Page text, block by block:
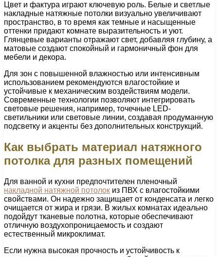
Цвет и фактура играют ключевую роль. Белые и светлые
накладные натяжные потолки визуально увеличивают
пространство, в то время как темные и насыщенные
оттенки придают комнате выразительность и уют.
Глянцевые варианты отражают свет, добавляя глубину, а
матовые создают спокойный и гармоничный фон для
мебели и декора.
Для зон с повышенной влажностью или интенсивным
использованием рекомендуются влагостойкие и
устойчивые к механическим воздействиям модели.
Современные технологии позволяют интегрировать
световые решения, например, точечные LED-
светильники или световые линии, создавая продуманную
подсветку и акценты без дополнительных конструкций.
Как выбрать материал натяжного
потолка для разных помещений
Для ванной и кухни предпочтителен пленочный
накладной натяжной потолок из ПВХ с влагостойкими
свойствами. Он надежно защищает от конденсата и легко
очищается от жира и грязи. В жилых комнатах идеально
подойдут тканевые полотна, которые обеспечивают
отличную воздухопроницаемость и создают
естественный микроклимат.
Если нужна высокая прочность и устойчивость к